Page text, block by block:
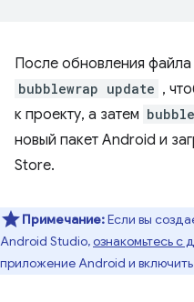
После обновления файла
bubblewrap update ,
к проекту, а затем
новый пакет Android и
Store.
Примечание:Если вы
Android Studio,ознакомьтесь с
приложение Android и